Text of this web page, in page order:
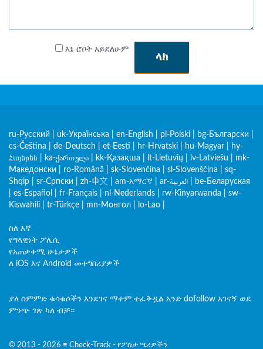
እኔ ሮቦት አይደለሁም
ላክ
ru-Русский uk-Українська en-English pl-Polski bg-Български
cs-Čeština
de-Deutsch et-Eesti hr-Hrvatski hu-Magyar
hy-
Հայերեն
ka-ქართული kk-Қазақша lt-Lietuvių lv-Latviešu
mk-
Македонски
ro-Română sk-Slovenčina sl-Slovenščina
sq-
Shqip
sr-Српски zh-中文 am-አማርኛ ar-العربية
be-Беларуская
es-Español fr-Français nl-Nederlands rw-Kinyarwanda
sw-
Kiswahili
tr-Türkçe mn-Монгол lo-Lao
ስለ እኛ
የግላዊነት ፖሊሲ
የአጠቃቀሚ ሁኔታዎች
ለ iOS እና Android መተግበሪያዎች
ያለ ስምምድ ቁሳቁሶችን እንደገና ማተም ተፈቅዷል አንድ dofollow አገናኝ ወደ
ምንጭ ገጽ ካለ ብቻ።
© 2013 - 2026 ≡ Check-Track - የፖስታ ሤሪዎችን